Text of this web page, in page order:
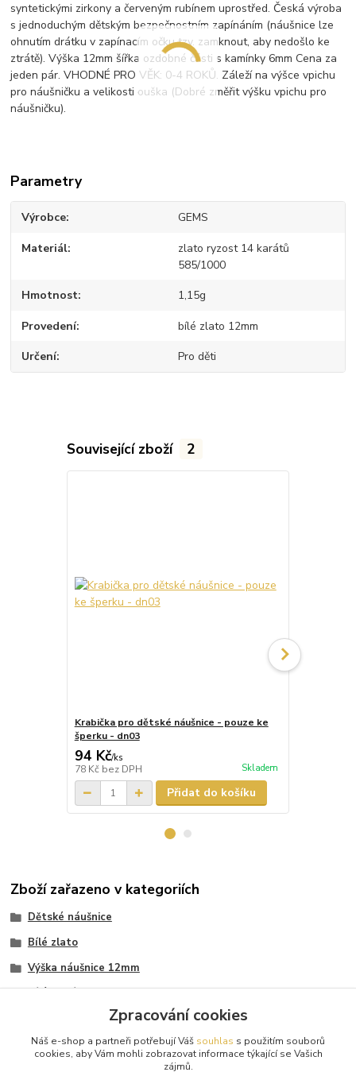
syntetickými zirkony a červeným rubínem uprostřed. Česká výroba
s jednoduchým dětským bezpečnostním zapínáním (náušnice lze
ohnutím drátku v zapínacím očku tzv. zamknout, aby nedošlo ke
ztrátě). Výška 12mm šířka ozdobné části s kamínky 6mm Cena za
jeden pár. VHODNÉ PRO VĚK: 0-4 ROKŮ. Záleží na výšce vpichu
pro náušničku a velikosti ouška (Dobré změřit výšku vpichu pro
náušničku).
Parametry
Výrobce GEMS
Materiál
zlato ryzost 14 karátů
585/1000
Hmotnost 1,15g
Provedení bílé zlato 12mm
Určení Pro děti
Související zboží 2
Krabička pro dětské náušnice - pouze ke
šperku - dn03
94 Kč/ks
78 Kč bez DPH Skladem
Přidat do košíku
Zboží zařazeno v kategoriích
Dětské náušnice
Bílé zlato
Výška náušnice 12mm
Bílé kamínky
Červené kamínky
Velikost (výška) 12 mm
Zpracování cookies
Náš e-shop a partneři potřebují Váš souhlas s použitím souborů
cookies, aby Vám mohli zobrazovat informace týkající se Vašich
zájmů.